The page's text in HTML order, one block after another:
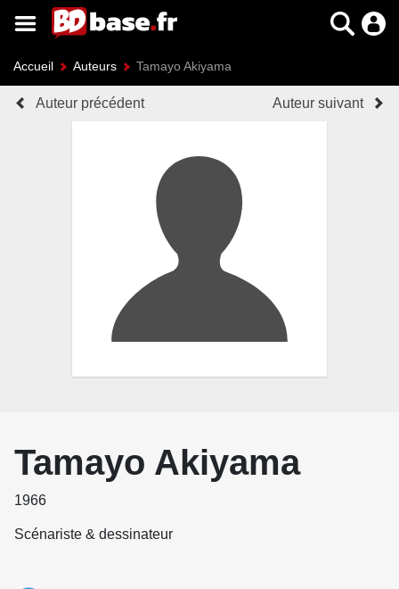
Accueil Auteurs Tamayo Akiyama
Auteur précédent Auteur suivant
Tamayo Akiyama
1966
Scénariste & dessinateur